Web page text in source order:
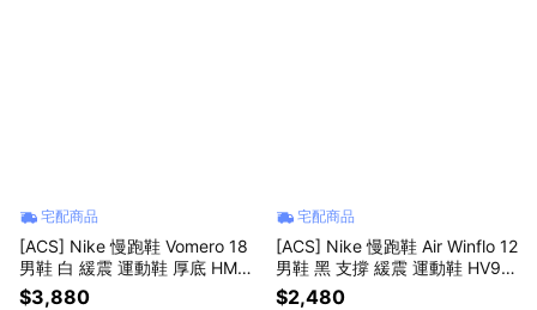
宅配商品
[ACS] Nike 慢跑鞋 Vomero 18
男鞋 白 緩震 運動鞋 厚底 HM68
03-114
$3,880
宅配商品
[ACS] Nike 慢跑鞋 Air Winflo 12
男鞋 黑 支撐 緩震 運動鞋 HV92
72-002
$2,480